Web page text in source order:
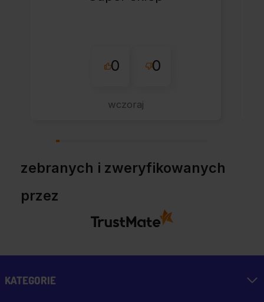
0 0
wczoraj
zebranych i zweryfikowanych
przez
KATEGORIE